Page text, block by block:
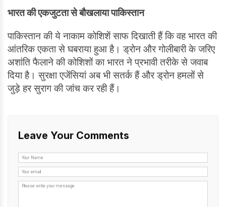
भारत की एकजुटता से बौखलाया पाकिस्तान
पाकिस्तान की ये नाकाम कोशिशें साफ दिखाती हैं कि वह भारत की
आंतरिक एकता से घबराया हुआ है। ड्रोन और गोलीबारी के जरिए
अशांति फैलाने की कोशिशों का भारत ने प्रभावी तरीके से जवाब
दिया है। सुरक्षा एजेंसियां अब भी सतर्क हैं और ड्रोन हमलों से
जुड़े हर सुराग की जांच कर रही हैं।
Leave Your Comments